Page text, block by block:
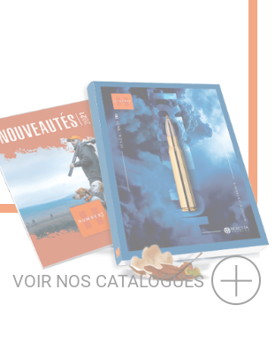
VOIR NOS CATALOGUES